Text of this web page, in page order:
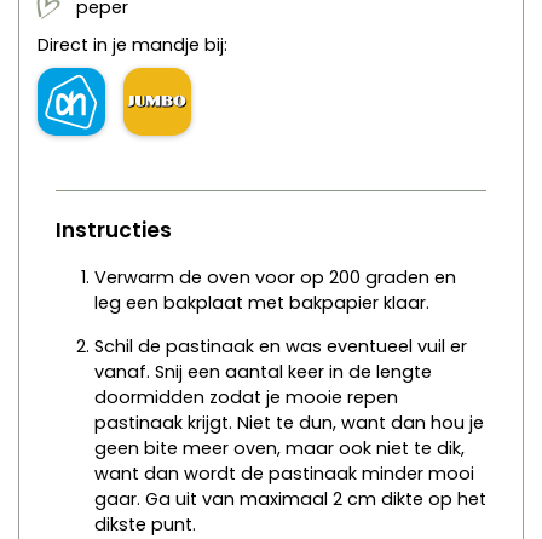
peper
Direct in je mandje bij:
Instructies
Verwarm de oven voor op 200 graden en
leg een bakplaat met bakpapier klaar.
Schil de pastinaak en was eventueel vuil er
vanaf. Snij een aantal keer in de lengte
doormidden zodat je mooie repen
pastinaak krijgt. Niet te dun, want dan hou je
geen bite meer oven, maar ook niet te dik,
want dan wordt de pastinaak minder mooi
gaar. Ga uit van maximaal 2 cm dikte op het
dikste punt.